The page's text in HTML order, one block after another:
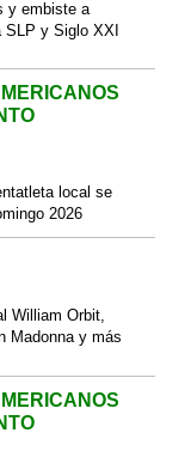
y embiste a
y Siglo XXI
local se
2026
William Orbit,
Madonna y más